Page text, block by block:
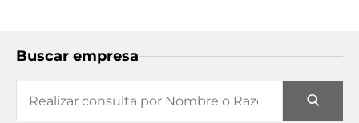
Buscar empresa